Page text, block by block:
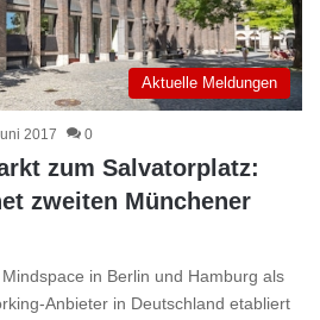
Aktuelle Meldungen
2017 0
zum Salvatorplatz:
zweiten Münchener
in Berlin und Hamburg als
Anbieter in Deutschland etabliert